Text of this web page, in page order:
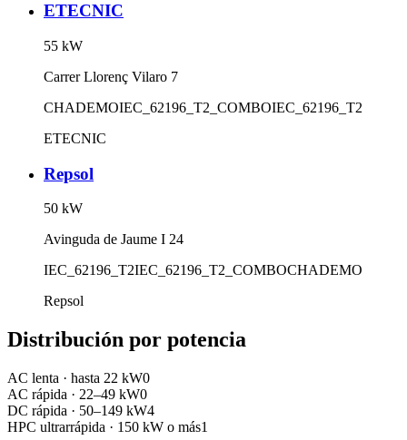
ETECNIC
55 kW
Carrer Llorenç Vilaro 7
CHADEMOIEC_62196_T2_COMBOIEC_62196_T2
ETECNIC
Repsol
50 kW
Avinguda de Jaume I 24
IEC_62196_T2IEC_62196_T2_COMBOCHADEMO
Repsol
Distribución por potencia
AC lenta · hasta 22 kW0
AC rápida · 22–49 kW0
DC rápida · 50–149 kW4
HPC ultrarrápida · 150 kW o más1